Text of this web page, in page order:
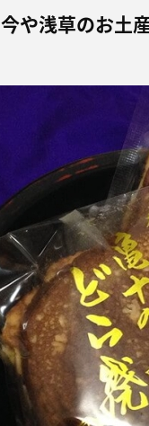
今や浅草のお土